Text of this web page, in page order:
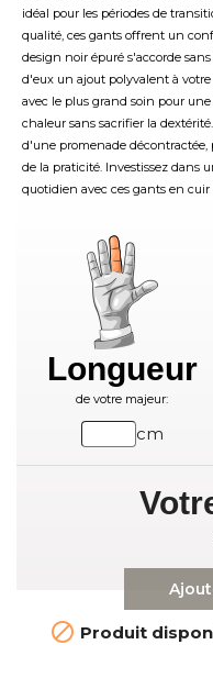
idéal pour les périodes de
qualité, ces gants offrent un
design noir épuré s'accorde
d'eux un ajout polyvalent à
avec le plus grand soin pour
chaleur sans sacrifier la
d'une promenade
de la praticité. Investissez dans
quotidien avec ces gants en
Longueur
de votre majeur:
cm
 Produit